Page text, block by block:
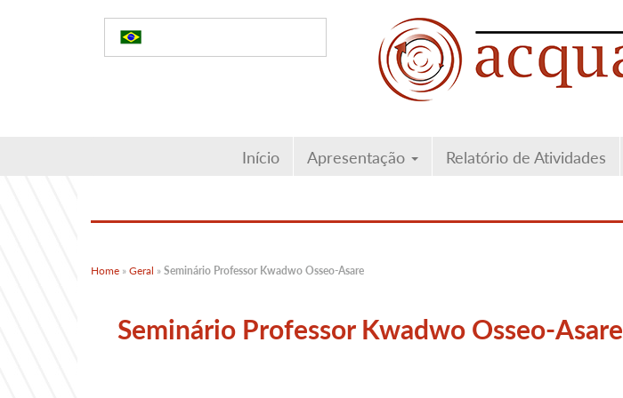
Início Apresentação Relatório de Atividades
Home »Geral »Seminário Professor Kwadwo Osseo-Asare
Seminário Professor Kwadwo Osseo-Asare